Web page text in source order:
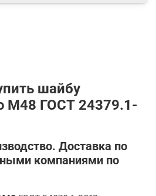
шайбу
М48 ГОСТ 24379.1-
Доставка по
компаниями по